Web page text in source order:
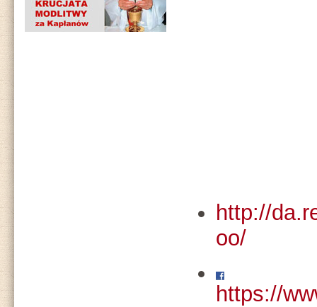
http://
oo/
https://